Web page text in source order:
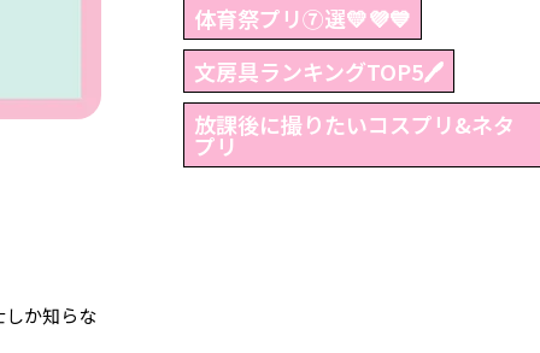
か知らな
体育祭プリ⑦選💛💜💙
文房具ランキングTOP5🖊
放課後に撮りたいコスプリ&ネタ
プリ